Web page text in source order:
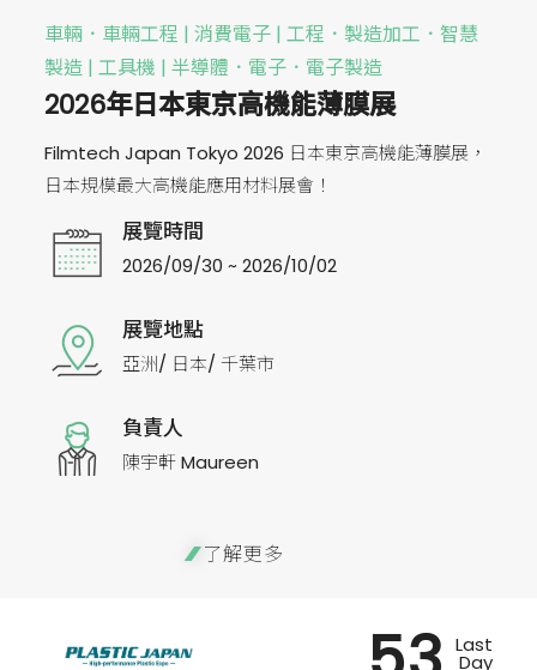
車輛．車輛工程 | 消費電子 | 工程．製造加工．智慧
製造 | 工具機 | 半導體．電子．電子製造
2026年日本東京高機能薄膜展
Filmtech Japan Tokyo 2026 日本東京高機能薄膜展，
日本規模最大高機能應用材料展會！
展覽時間
2026/09/30 ~ 2026/10/02
展覽地點
亞洲/ 日本/ 千葉市
負責人
陳宇軒 Maureen
了解更多
Last
Day